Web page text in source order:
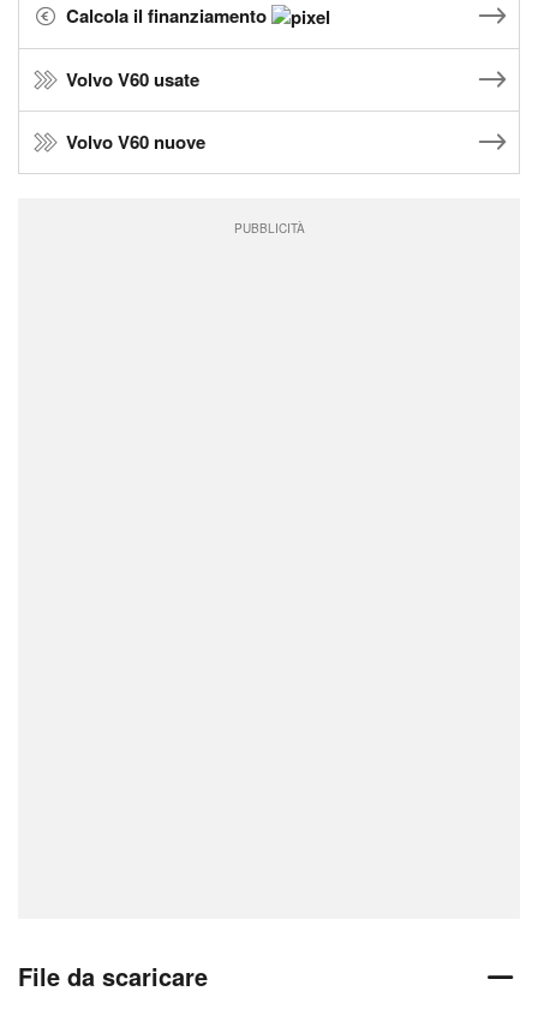
Calcola il finanziamento
Volvo V60 usate
Volvo V60 nuove
PUBBLICITÀ
File da scaricare